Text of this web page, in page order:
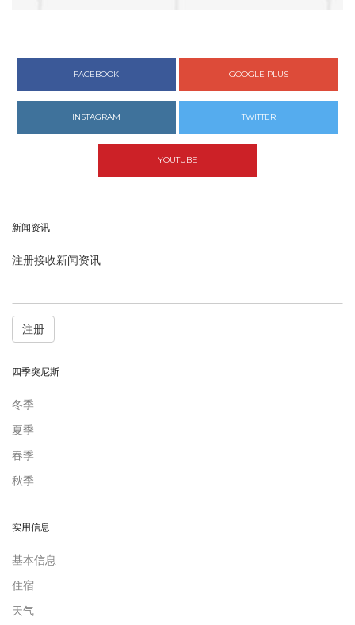
FACEBOOK GOOGLE PLUS
INSTAGRAM TWITTER
YOUTUBE
新闻资讯
注册接收新闻资讯
注册
四季突尼斯
冬季
夏季
春季
秋季
实用信息
基本信息
住宿
天气